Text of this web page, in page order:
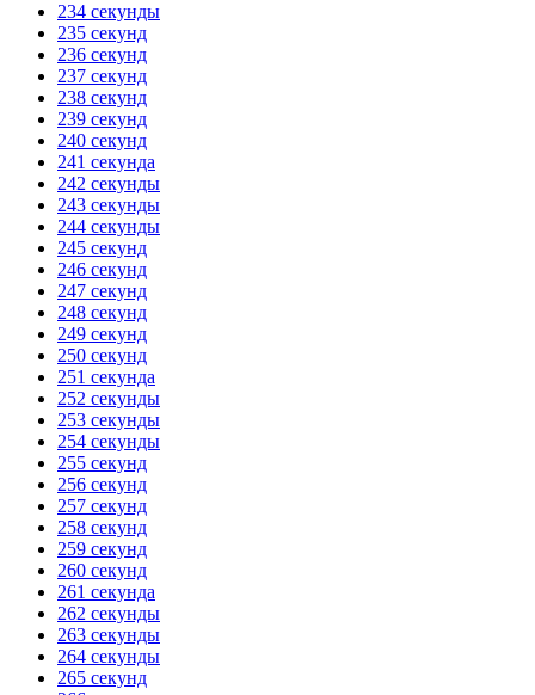
234 секунды
235 секунд
236 секунд
237 секунд
238 секунд
239 секунд
240 секунд
241 секунда
242 секунды
243 секунды
244 секунды
245 секунд
246 секунд
247 секунд
248 секунд
249 секунд
250 секунд
251 секунда
252 секунды
253 секунды
254 секунды
255 секунд
256 секунд
257 секунд
258 секунд
259 секунд
260 секунд
261 секунда
262 секунды
263 секунды
264 секунды
265 секунд